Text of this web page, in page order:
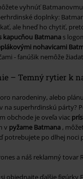
vyhnúť
doplnky:
ale hneď ho chytiť,
kapucňou Batmanas
nohavicami
- fanúšik nemôže
– Temný rytier k
narodeniny, alebo
na superhrdinskú párty?
obchode je oveľa viac
v pyžame Batmana,
potrebujete po dlhej noci
a náš reklamný tovar
objednajte ďalšie figúrky